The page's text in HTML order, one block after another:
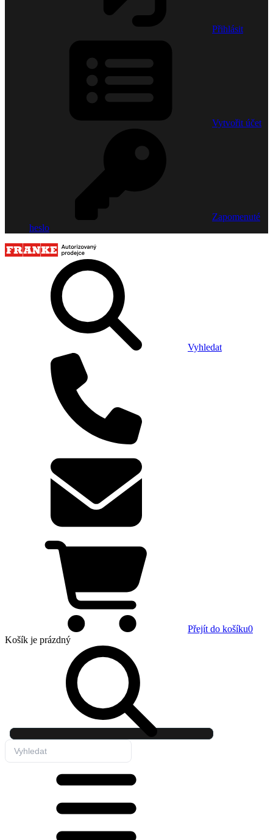
Přihlásit
Vytvořit účet
Zapomenuté
heslo
Vyhledat
Přejít do košíku0
Košík je prázdný